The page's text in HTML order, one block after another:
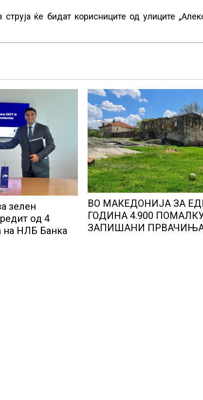
ќе бидат корисниците од улиците
зелен
од 4
на НЛБ Банка
ВО МАКЕДОНИЈА ЗА
ГОДИНА 4.900
ЗАПИШАНИ